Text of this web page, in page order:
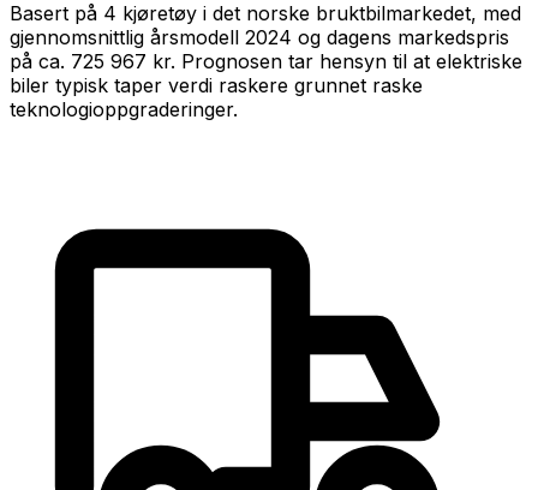
Basert på 4 kjøretøy i det norske bruktbilmarkedet, med
gjennomsnittlig årsmodell 2024 og dagens markedspris
på ca. 725 967 kr. Prognosen tar hensyn til at elektriske
biler typisk taper verdi raskere grunnet raske
teknologioppgraderinger.